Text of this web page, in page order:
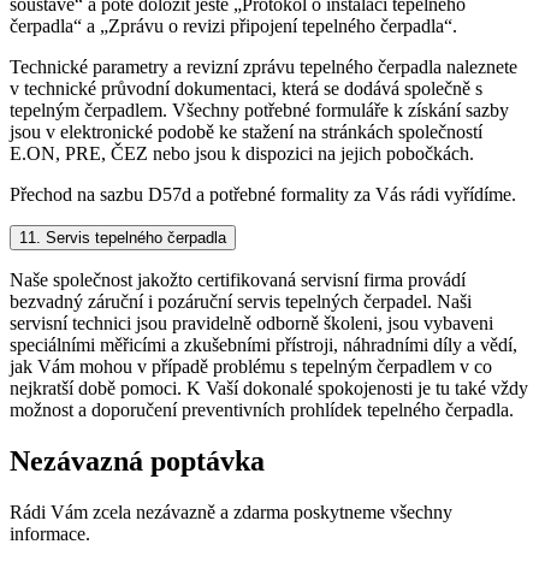
čerpadla“ a „Zprávu o revizi připojení tepelného čerpadla“.
Technické parametry a revizní zprávu tepelného čerpadla naleznete
v technické průvodní dokumentaci, která se dodává společně s
tepelným čerpadlem. Všechny potřebné formuláře k získání sazby
jsou v elektronické podobě ke stažení na stránkách společností
E.ON, PRE, ČEZ nebo jsou k dispozici na jejich pobočkách.
Přechod na sazbu D57d a potřebné formality za Vás rádi vyřídíme.
11. Servis tepelného čerpadla
Naše společnost jakožto certifikovaná servisní firma provádí
bezvadný záruční i pozáruční servis tepelných čerpadel. Naši
servisní technici jsou pravidelně odborně školeni, jsou vybaveni
speciálními měřicími a zkušebními přístroji, náhradními díly a vědí,
jak Vám mohou v případě problému s tepelným čerpadlem v co
nejkratší době pomoci. K Vaší dokonalé spokojenosti je tu také vždy
možnost a doporučení preventivních prohlídek tepelného čerpadla.
Nezávazná poptávka
Rádi Vám zcela nezávazně a zdarma poskytneme všechny
informace.